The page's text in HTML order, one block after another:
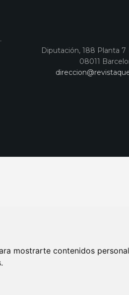
mostrarte contenidos
Diputación, 188 Planta
08011